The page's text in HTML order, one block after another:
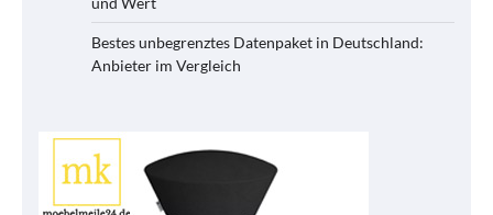
Bestes unbegrenztes Datenpaket in Deutschland:
Anbieter im Vergleich